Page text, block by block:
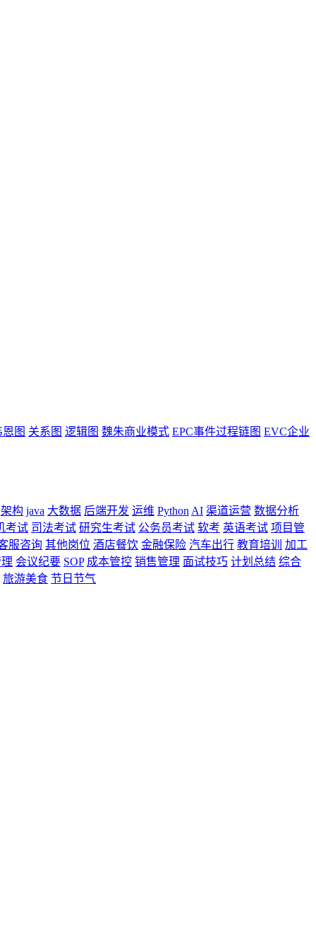
恩图 关系图 逻辑图 魏朱商业模式 EPC事件过程链图 EVC企业
架构 java 大数据 后端开发 运维 Python AI 渠道运营 数据分析
考试 司法考试 研究生考试 公务员考试 软考 英语考试 项目管
服咨询 其他岗位 酒店餐饮 金融保险 汽车出行 教育培训
加工
会议纪要 SOP 成本管控 销售管理 面试技巧 计划总结 综合
旅游美食 节日节气